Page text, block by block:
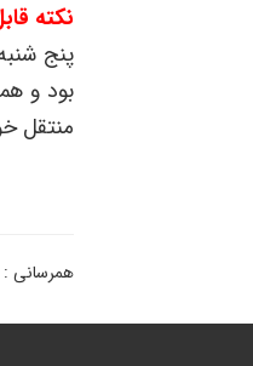
نکته
منتقل
همرسانی :